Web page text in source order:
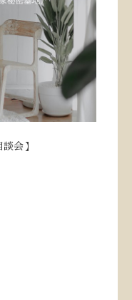
会】